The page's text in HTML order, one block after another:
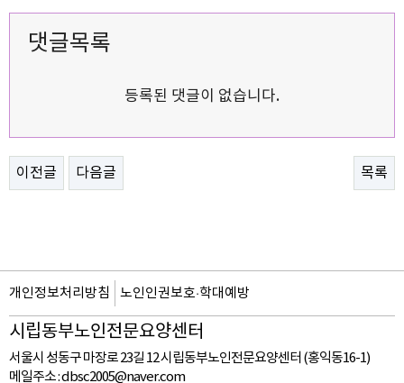
댓글목록
등록된 댓글이 없습니다.
이전글 다음글 목록
개인정보처리방침 노인인권보호·학대예방
시립동부노인전문요양센터
서울시 성동구 마장로 23길 12 시립동부노인전문요양센터 (홍익동16-1)
메일주소 :dbsc2005@naver.com